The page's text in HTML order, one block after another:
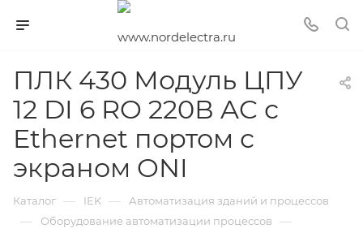
ПЛК 430 Модуль ЦПУ
12 DI 6 RO 220В AC с
Ethernet портом с
экраном ONI
Каталог — IEK — Автоматизация зданий и процессов
— Оборудование автоматизации процессов —